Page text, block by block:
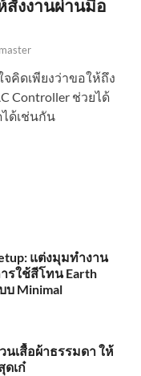
สั่งงานผ่านมือ
คิดเพียงว่าขอให้ถึง
Controller ช่วยได้
ด้เช่นกัน
แต่งมุมทำงาน
รใช้สีโทน Earth
บ Minimal
นเสื้อผ้าธรรมดา ให้
ดเก๋